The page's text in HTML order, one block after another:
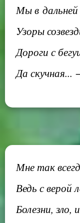
Мы в дальней
Узоры
Дороги с
Да скучная...
Мне так
Ведь с верой
Болезни, зло,